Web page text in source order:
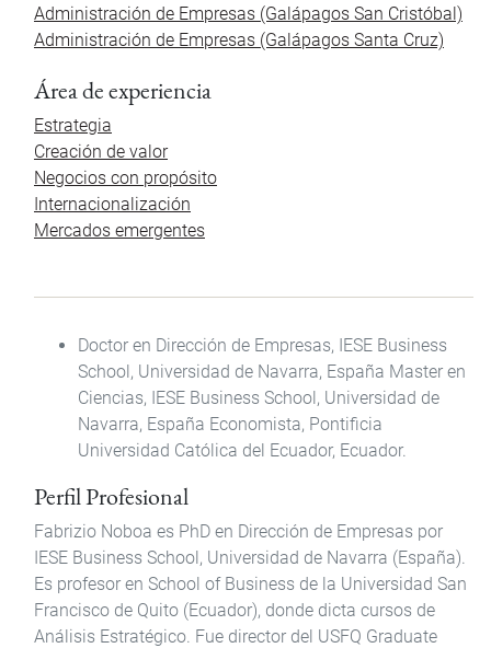
Administración de Empresas (Galápagos San Cristóbal)
Administración de Empresas (Galápagos Santa Cruz)
Área de experiencia
Estrategia
Creación de valor
Negocios con propósito
Internacionalización
Mercados emergentes
Doctor en Dirección de Empresas, IESE Business
School, Universidad de Navarra, España Master en
Ciencias, IESE Business School, Universidad de
Navarra, España Economista, Pontificia
Universidad Católica del Ecuador, Ecuador.
Perfil Profesional
Fabrizio Noboa es PhD en Dirección de Empresas por
IESE Business School, Universidad de Navarra (España).
Es profesor en School of Business de la Universidad San
Francisco de Quito (Ecuador), donde dicta cursos de
Análisis Estratégico. Fue director del USFQ Graduate